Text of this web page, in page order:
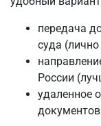
передача
суда
России
удаленное